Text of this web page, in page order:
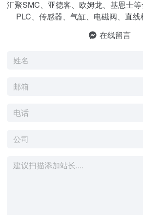
汇聚SMC、亚德客、欧姆龙、基恩士
PLC、传感器、气缸、电磁阀、直
在线留言